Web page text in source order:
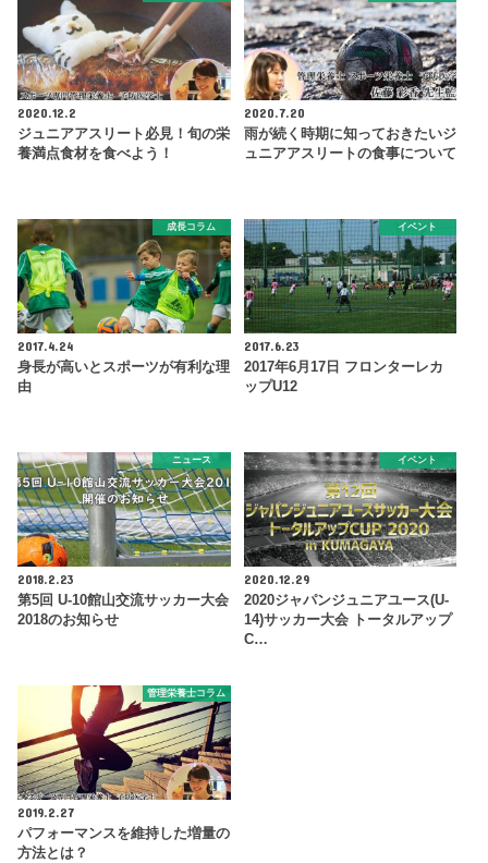
2020.12.2
ジュニアアスリート必見！旬の栄
養満点食材を食べよう！
2020.7.20
雨が続く時期に知っておきたいジ
ュニアアスリートの食事について
成長コラム
2017.4.24
身長が高いとスポーツが有利な理
由
イベント
2017.6.23
2017年6月17日 フロンターレカ
ップU12
ニュース
2018.2.23
第5回 U-10館山交流サッカー大会
2018のお知らせ
イベント
2020.12.29
2020ジャパンジュニアユース(U-
14)サッカー大会 トータルアップ
C…
管理栄養士コラム
2019.2.27
パフォーマンスを維持した増量の
方法とは？